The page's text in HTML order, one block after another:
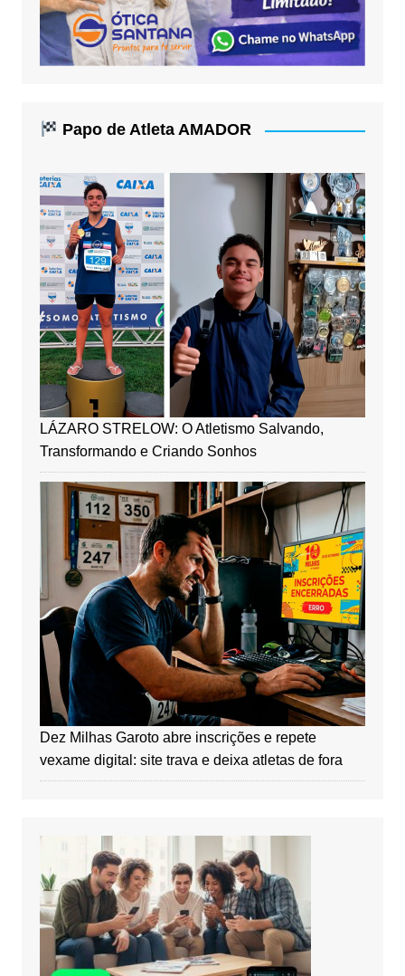
Papo de Atleta AMADOR
LÁZARO STRELOW: O Atletismo Salvando,
Transformando e Criando Sonhos
Dez Milhas Garoto abre inscrições e repete
vexame digital: site trava e deixa atletas de fora